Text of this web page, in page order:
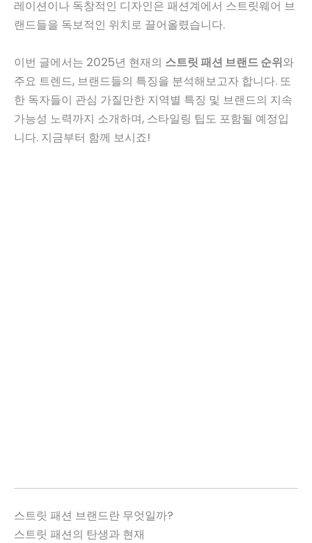
레이션이나 독창적인 디자인은 패션계에서 스트릿웨어 브
랜드들을 독보적인 위치로 끌어올렸습니다.
이번 글에서는 2025년 현재의 스트릿 패션 브랜드 순위와
주요 트렌드, 브랜드들의 특징을 분석해보고자 합니다. 또
한 독자들이 관심 가질만한 지역별 특징 및 브랜드의 지속
가능성 노력까지 소개하며, 스타일링 팁도 포함될 예정입
니다. 지금부터 함께 보시죠!
스트릿 패션 브랜드란 무엇일까?
스트릿 패션의 탄생과 현재